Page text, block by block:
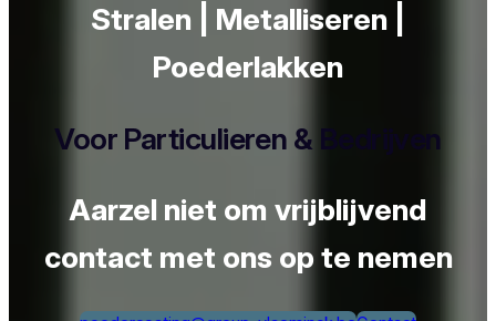
Stralen | Metalliseren |
Poederlakken
Voor Particulieren & Bedrijven
Aarzel niet om vrijblijvend
contact met ons op te nemen